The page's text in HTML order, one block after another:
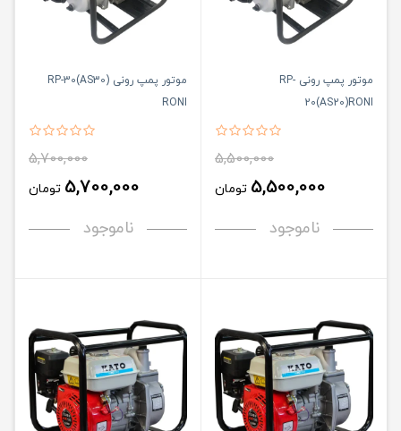
موتور پمپ رونی RP-
20(AS20)RONI
5,500,000
5,500,000 تومان
ناموجود
موتور پمپ رونی RP-30(AS30)
RONI
5,700,000
5,700,000 تومان
ناموجود